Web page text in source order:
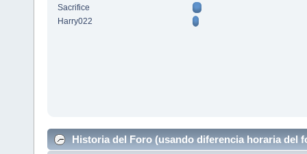
Sacrifice
Harry022
Historia del Foro (usando diferencia horaria del